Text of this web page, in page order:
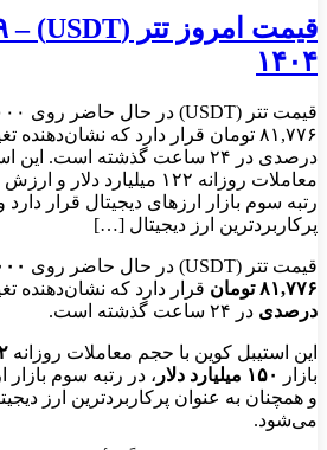
۱۴۰۴
درصدی در ۲۴ ساعت گذشته است.
رتبه سوم بازار ارزهای دیجیتال قرار
پرکاربردترین ارز دیجیتال […]
قیمت تتر (USDT) در حال حاضر روی
۸۱,۷۷۶ تومان
قرار دارد که نشان‌دهنده
درصدی در ۲۴ ساعت گذشته است.
این استیبل کوین با حجم معاملات روزانه
بازار
۱۵۰ میلیارد دلار
، در رتبه سوم بازار
و همچنان به عنوان پرکاربردترین ارز
می‌شود.